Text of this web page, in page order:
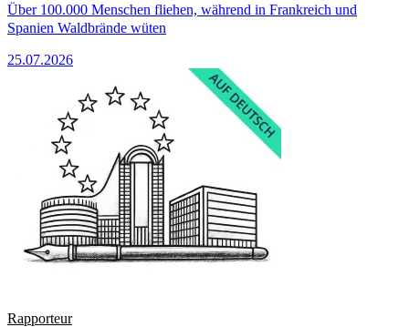
Über 100.000 Menschen fliehen, während in Frankreich und
Spanien Waldbrände wüten
25.07.2026
Rapporteur